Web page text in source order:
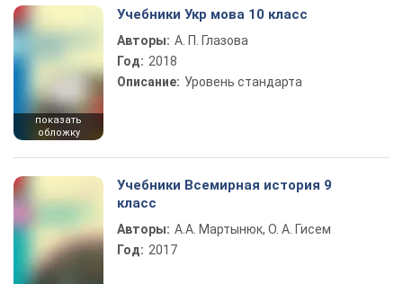
показать
обложку
Учебники Укр мова 10 класс
Авторы: А. П. Глазова
Год: 2018
Описание: Уровень стандарта
Учебники Всемирная история 9
класс
Авторы: А.А. Мартынюк, О. А. Гисем
Год: 2017